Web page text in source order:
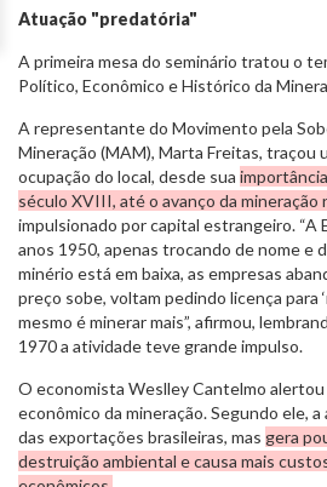
Atuação "predatória"
A primeira mesa do seminário tratou o
Político, Econômico e Histórico da
A representante do Movimento pela
Mineração (MAM), Marta Freitas, traçou
ocupação do local, desde sua
século XVIII, até o avanço da mineração
impulsionado por capital estrangeiro. “A
anos 1950, apenas trocando de nome e
minério está em baixa, as empresas
preço sobe, voltam pedindo licença para
mesmo é minerar mais”, afirmou,
1970 a atividade teve grande impulso.
O economista Weslley Cantelmo alertou
econômico da mineração. Segundo ele,
das exportações brasileiras, mas gera
destruição ambiental e causa mais